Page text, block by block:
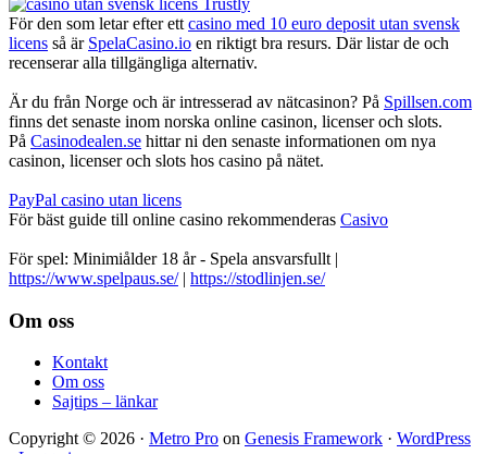
För den som letar efter ett casino med 10 euro deposit utan svensk
licens så är SpelaCasino.io en riktigt bra resurs. Där listar de och
recenserar alla tillgängliga alternativ.
Är du från Norge och är intresserad av nätcasinon? På Spillsen.com
finns det senaste inom norska online casinon, licenser och slots.
På Casinodealen.se hittar ni den senaste informationen om nya
casinon, licenser och slots hos casino på nätet.
PayPal casino utan licens
För bäst guide till online casino rekommenderas Casivo
För spel: Minimiålder 18 år - Spela ansvarsfullt |
https://www.spelpaus.se/| https://stodlinjen.se/
Footer
Om oss
Kontakt
Om oss
Sajtips – länkar
Copyright © 2026 · Metro Pro on Genesis Framework · WordPress